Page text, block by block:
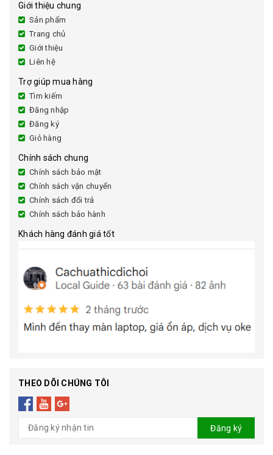
Giới thiệu chung
Sản phẩm
Trang chủ
Giới thiệu
Liên hệ
Trợ giúp mua hàng
Tìm kiếm
Đăng nhập
Đăng ký
Giỏ hàng
Chính sách chung
Chính sách bảo mật
Chính sách vận chuyển
Chính sách đổi trả
Chính sách bảo hành
Khách hàng đánh giá tốt
THEO DÕI CHÚNG TÔI
Đăng ký